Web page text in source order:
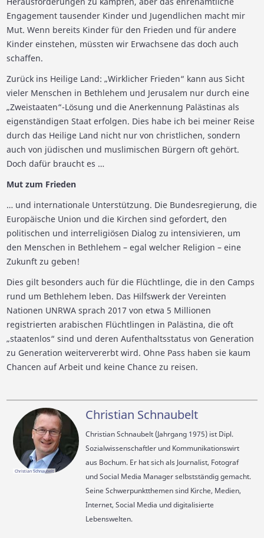
Engagement tausender Kinder und Jugendlichen macht mir
Mut. Wenn bereits Kinder für den Frieden und für andere
Kinder einstehen, müssten wir Erwachsene das doch auch
schaffen.
Zurück ins Heilige Land: „Wirklicher Frieden“ kann aus Sicht
vieler Menschen in Bethlehem und Jerusalem nur durch eine
„Zweistaaten“-Lösung und die Anerkennung Palästinas als
eigenständigen Staat erfolgen. Dies habe ich bei meiner Reise
durch das Heilige Land nicht nur von christlichen, sondern
auch von jüdischen und muslimischen Bürgern oft gehört.
Doch dafür braucht es …
Mut zum Frieden
… und internationale Unterstützung. Die Bundesregierung, die
Europäische Union und die Kirchen sind gefordert, den
politischen und interreligiösen Dialog zu intensivieren, um
den Menschen in Bethlehem – egal welcher Religion – eine
Zukunft zu geben!
Dies gilt besonders auch für die Flüchtlinge, die in den Camps
rund um Bethlehem leben. Das Hilfswerk der Vereinten
Nationen UNRWA sprach 2017 von etwa 5 Millionen
registrierten arabischen Flüchtlingen in Palästina, die oft
„staatenlos“ sind und deren Aufenthaltsstatus von Generation
zu Generation weitervererbt wird. Ohne Pass haben sie kaum
Chancen auf Arbeit und keine Chance zu reisen.
Christian Schnaubelt
Christian Schnaubelt
Christian Schnaubelt (Jahrgang 1975) ist Dipl.
Sozialwissenschaftler und Kommunikationswirt
aus Bochum. Er hat sich als Journalist, Fotograf
und Social Media Manager selbstständig gemacht.
Seine Schwerpunktthemen sind Kirche, Medien,
Internet, Social Media und digitalisierte
Lebenswelten.